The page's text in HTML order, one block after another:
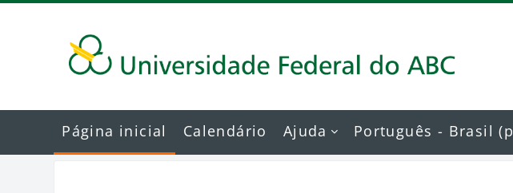
Ir para o conteúdo principal
Página inicial Calendário Ajuda Português - Brasil